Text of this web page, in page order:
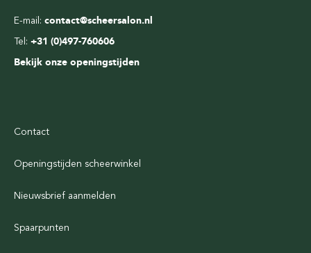
E-mail: contact@scheersalon.nl
Tel: +31 (0)497-760606
Bekijk onze openingstijden
Contact
Openingstijden scheerwinkel
Nieuwsbrief aanmelden
Spaarpunten